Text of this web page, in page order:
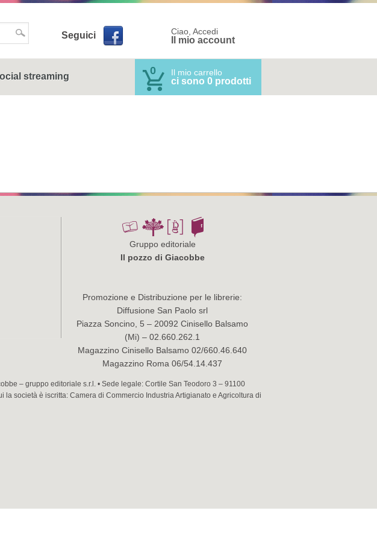
Seguici Ciao, Accedi
Il mio account
streaming 0 Il mio carrello
ci sono 0 prodotti
Gruppo editoriale
Il pozzo di Giacobbe
Promozione e Distribuzione per le librerie:
Diffusione San Paolo srl
Piazza Soncino, 5 – 20092 Cinisello Balsamo
(Mi) – 02.660.262.1
Magazzino Cinisello Balsamo 02/660.46.640
Magazzino Roma 06/54.14.437
– gruppo editoriale s.r.l. • Sede legale: Cortile San Teodoro 3 – 91100
società è iscritta: Camera di Commercio Industria Artigianato e Agricoltura di